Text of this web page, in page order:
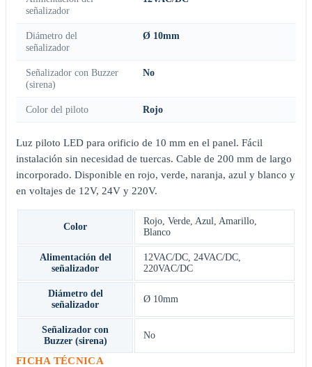
señalizador
Diámetro del
señalizador
Ø 10mm
Señalizador con Buzzer
(sirena)
No
Color del piloto Rojo
Luz piloto LED para orificio de 10 mm en el panel. Fácil
instalación sin necesidad de tuercas. Cable de 200 mm de largo
incorporado. Disponible en rojo, verde, naranja, azul y blanco y
en voltajes de 12V, 24V y 220V.
Color
Rojo, Verde, Azul, Amarillo,
Blanco
Alimentación del
señalizador
12VAC/DC, 24VAC/DC,
220VAC/DC
Diámetro del
señalizador
Ø 10mm
Señalizador con
Buzzer (sirena)
No
FICHA TÉCNICA